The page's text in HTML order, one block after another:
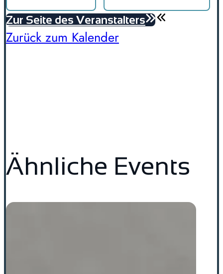
Zur Seite des Veranstalters
Zurück zum Kalender
Ähnliche Events